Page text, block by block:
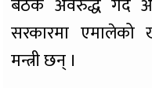
सरकारमा एमालेको
मन्त्री छन् ।